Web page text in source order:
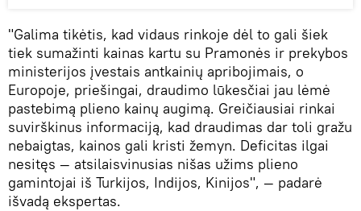
"Galima tikėtis, kad vidaus rinkoje dėl to gali šiek
tiek sumažinti kainas kartu su Pramonės ir prekybos
ministerijos įvestais antkainių apribojimais, o
Europoje, priešingai, draudimo lūkesčiai jau lėmė
pastebimą plieno kainų augimą. Greičiausiai rinkai
suvirškinus informaciją, kad draudimas dar toli gražu
nebaigtas, kainos gali kristi žemyn. Deficitas ilgai
nesitęs — atsilaisvinusias nišas užims plieno
gamintojai iš Turkijos, Indijos, Kinijos", — padarė
išvadą ekspertas.